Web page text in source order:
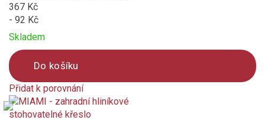
367 Kč
- 92 Kč
Skladem
Do košíku
Přidat k porovnání
Product
is